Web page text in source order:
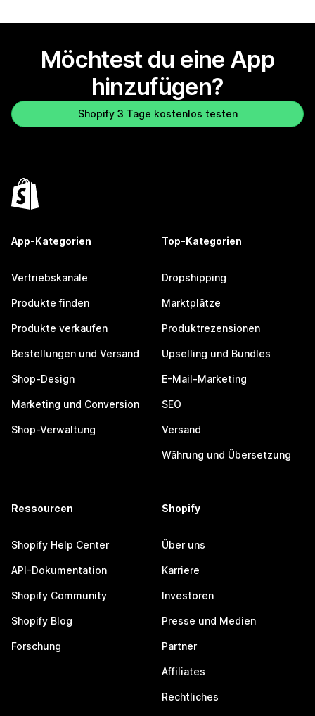
Möchtest du eine App
hinzufügen?
Shopify 3 Tage kostenlos testen
App-Kategorien
Vertriebskanäle
Produkte finden
Produkte verkaufen
Bestellungen und Versand
Shop-Design
Marketing und Conversion
Shop-Verwaltung
Top-Kategorien
Dropshipping
Marktplätze
Produktrezensionen
Upselling und Bundles
E-Mail-Marketing
SEO
Versand
Währung und Übersetzung
Ressourcen
Shopify Help Center
API-Dokumentation
Shopify Community
Shopify Blog
Forschung
Shopify
Über uns
Karriere
Investoren
Presse und Medien
Partner
Affiliates
Rechtliches